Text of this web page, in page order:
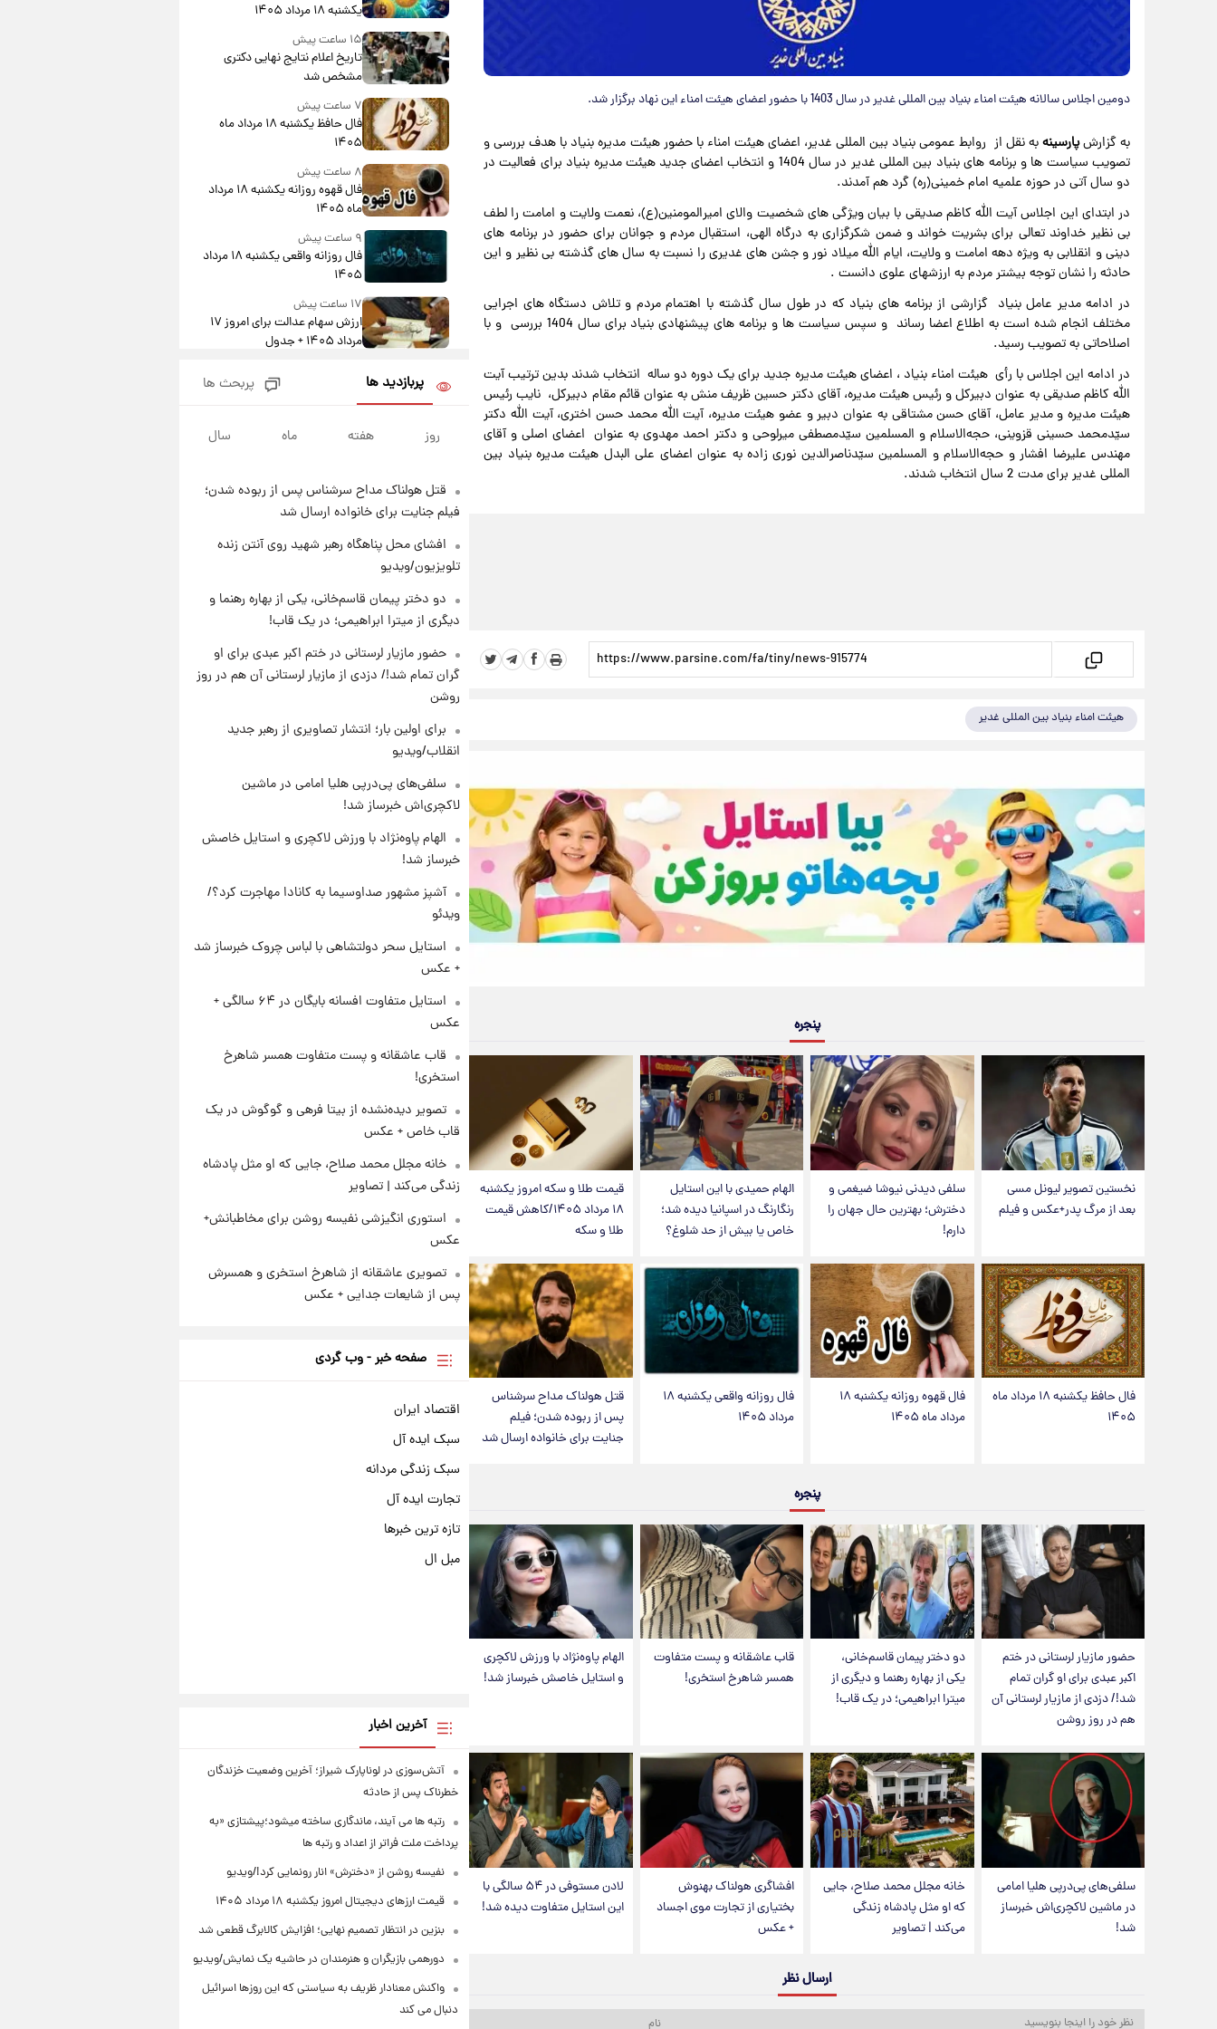
دومین اجلاس سالانه هیئت امناء بنیاد بین المللی غدیر در سال 1403 با حضور اعضای هیئت امناء این نهاد برگزار شد.
به گزارشپارسینهبه نقل از روابط عمومی بنیاد بین المللی غدیر، اعضای هیئت امناء با حضور هیئت مدیره بنیاد با هدف بررسی و
تصویب سیاست ها و برنامه های بنیاد بین المللی غدیر در سال 1404 و انتخاب اعضای جدید هیئت مدیره بنیاد برای فعالیت در
دو سال آتی در حوزه علمیه امام خمینی(ره) گرد هم آمدند.
در ابتدای این اجلاس آیت الله کاظم صدیقی با بیان ویژگی های شخصیت والای امیرالمومنین(ع)، نعمت ولایت و امامت را لطف
بی نظیر خداوند تعالی برای بشریت خواند و ضمن شکرگزاری به درگاه الهی، استقبال مردم و جوانان برای حضور در برنامه های
دینی و انقلابی به ویژه دهه امامت و ولایت، ایام الله میلاد نور و جشن های غدیری را نسبت به سال های گذشته بی نظیر و این
حادثه را نشان توجه بیشتر مردم به ارزشهای علوی دانست .
در ادامه مدیر عامل بنیاد گزارشی از برنامه های بنیاد که در طول سال گذشته با اهتمام مردم و تلاش دستگاه های اجرایی
مختلف انجام شده است به اطلاع اعضا رساند و سپس سیاست ها و برنامه های پیشنهادی بنیاد برای سال 1404 بررسی و با
اصلاحاتی به تصویب رسید.
در ادامه این اجلاس با رأی هیئت امناء بنیاد ، اعضای هیئت مدیره جدید برای یک دوره دو ساله انتخاب شدند بدین ترتیب آیت
الله کاظم صدیقی به عنوان دبیرکل و رئیس هیئت مدیره، آقای دکتر حسین ظریف منش به عنوان قائم مقام دبیرکل، نایب رئیس
هیئت مدیره و مدیر عامل، آقای حسن مشتاقی به عنوان دبیر و عضو هیئت مدیره، آیت الله محمد حسن اختری، آیت الله دکتر
سیّدمحمد حسینی قزوینی، حجه‌الاسلام و‌ المسلمین سیّد‌مصطفی میرلوحی و دکتر احمد مهدوی به عنوان اعضای اصلی و آقای
مهندس علیرضا افشار و حجه‌الاسلام و المسلمین سیّد‌ناصرالدین نوری زاده به عنوان اعضای علی البدل هیئت مدیره بنیاد بین
المللی غدیر برای مدت 2 سال انتخاب شدند.
هیئت امناء بنیاد بین المللی غدیر
پنجره
نخستین تصویر لیونل مسی
بعد از مرگ پدر+عکس و فیلم
سلفی دیدنی نیوشا ضیغمی و
دخترش؛ بهترین حال جهان را
دارم!
الهام حمیدی با این استایل
رنگارنگ در اسپانیا دیده شد؛
خاص یا بیش از حد شلوغ؟
قیمت طلا و سکه امروز یکشنبه
۱۸ مرداد ۱۴۰۵/کاهش قیمت
طلا و سکه
فال حافظ یکشنبه ۱۸ مرداد ماه
۱۴۰۵
فال قهوه روزانه یکشنبه ۱۸
مرداد ماه ۱۴۰۵
فال روزانه واقعی یکشنبه ۱۸
مرداد ۱۴۰۵
قتل هولناک مداح سرشناس
پس از ربوده شدن؛ فیلم
جنایت برای خانواده ارسال شد
پنجره
حضور مازیار لرستانی در ختم
اکبر عبدی برای او گران تمام
شد!/ دزدی از مازیار لرستانی آن
هم در روز روشن
دو دختر پیمان قاسم‌خانی،
یکی از بهاره رهنما و دیگری از
میترا ابراهیمی؛ در یک قاب!
قاب عاشقانه و پست متفاوت
همسر شاهرخ استخری!
الهام پاوه‌نژاد با ورزش لاکچری
و استایل خاصش خبرساز شد!
سلفی‌های پی‌درپی هلیا امامی
در ماشین لاکچری‌اش خبرساز
شد!
خانه مجلل محمد صلاح، جایی
که او مثل پادشاه زندگی
می‌کند | تصاویر
افشاگری هولناک بهنوش
بختیاری از تجارت موی اجساد
+ عکس
لادن مستوفی در ۵۴ سالگی با
این استایل متفاوت دیده شد!
ارسال نظر
یکشنبه ۱۸ مرداد ۱۴۰۵
۱۵ ساعت پیش
تاریخ اعلام نتایج نهایی دکتری
مشخص شد
۷ ساعت پیش
فال حافظ یکشنبه ۱۸ مرداد ماه
۱۴۰۵
۸ ساعت پیش
فال قهوه روزانه یکشنبه ۱۸ مرداد
ماه ۱۴۰۵
۹ ساعت پیش
فال روزانه واقعی یکشنبه ۱۸ مرداد
۱۴۰۵
۱۷ ساعت پیش
ارزش سهام عدالت برای امروز ۱۷
مرداد ۱۴۰۵ + جدول
لیونل مسی عزادار شد! + جزئیات
۲۰ ساعت پیش
آمریکا + فیلم
۲۱ ساعت پیش
برای اولین بار؛ انتشار تصاویری از
رهبر جدید انقلاب/ویدیو
خاتمی/ویدیو
پربازدید ها پربحث ها
روز هفته ماه سال
قتل هولناک مداح سرشناس پس از ربوده شدن؛
فیلم جنایت برای خانواده ارسال شد
افشای محل پناهگاه‌ رهبر شهید روی آنتن زنده
تلویزیون/ویدیو
دو دختر پیمان قاسم‌خانی، یکی از بهاره رهنما و
دیگری از میترا ابراهیمی؛ در یک قاب!
حضور مازیار لرستانی در ختم اکبر عبدی برای او
گران تمام شد!/ دزدی از مازیار لرستانی آن هم در روز
روشن
برای اولین بار؛ انتشار تصاویری از رهبر جدید
انقلاب/ویدیو
سلفی‌های پی‌درپی هلیا امامی در ماشین
لاکچری‌اش خبرساز شد!
الهام پاوه‌نژاد با ورزش لاکچری و استایل خاصش
خبرساز شد!
آشپز مشهور صداوسیما به کانادا مهاجرت کرد؟/
ویدئو
استایل سحر دولتشاهی با لباس چروک خبرساز شد
+ عکس
استایل متفاوت افسانه بایگان در ۶۴ سالگی +
عکس
قاب عاشقانه و پست متفاوت همسر شاهرخ
استخری!
تصویر دیده‌نشده از بیتا فرهی و گوگوش در یک
قاب خاص + عکس
خانه مجلل محمد صلاح، جایی که او مثل پادشاه
زندگی می‌کند | تصاویر
استوری انگیزشی نفیسه روشن برای مخاطبانش+
عکس
تصویری عاشقانه از شاهرخ استخری و همسرش
پس از شایعات جدایی + عکس
صفحه خبر - وب گردی
اقتصاد ایران
سبک ایده آل
سبک زندگی مردانه
تجارت ایده آل
تازه ترین خبرها
مبل ال
آخرین اخبار
آتش‌سوزی در لوناپارک شیراز؛ آخرین وضعیت خزندگان
خطرناک پس از حادثه
رتبه ها می آیند، ماندگاری ساخته میشود؛پیشتازی «به
پرداخت ملت فراتر از اعداد و رتبه ها
نفیسه روشن از «دخترش» انار رونمایی کرد!/ویدیو
قیمت ارزهای دیجیتال امروز یکشنبه ۱۸ مرداد ۱۴۰۵
بنزین در انتظار تصمیم نهایی؛ افزایش کالابرگ قطعی شد
دورهمی بازیگران و هنرمندان در حاشیه یک نمایش/ویدیو
واکنش معنادار ظریف به سیاستی که این روزها اسرائیل
دنبال می کند